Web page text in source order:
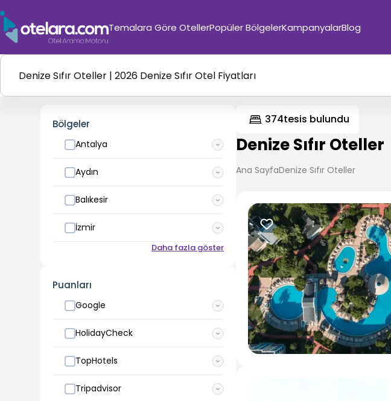
Temalara Göre OtellerPopüler BölgelerKampanyalarBlog
Bölgeler
Antalya
Aydın
Balıkesir
İzmir
Daha fazla göster
Puanları
Google
HolidayCheck
TopHotels
Tripadvisor
374tesis bulundu
Denize Sıfır Oteller
Ana SayfaDenize Sıfır Oteller